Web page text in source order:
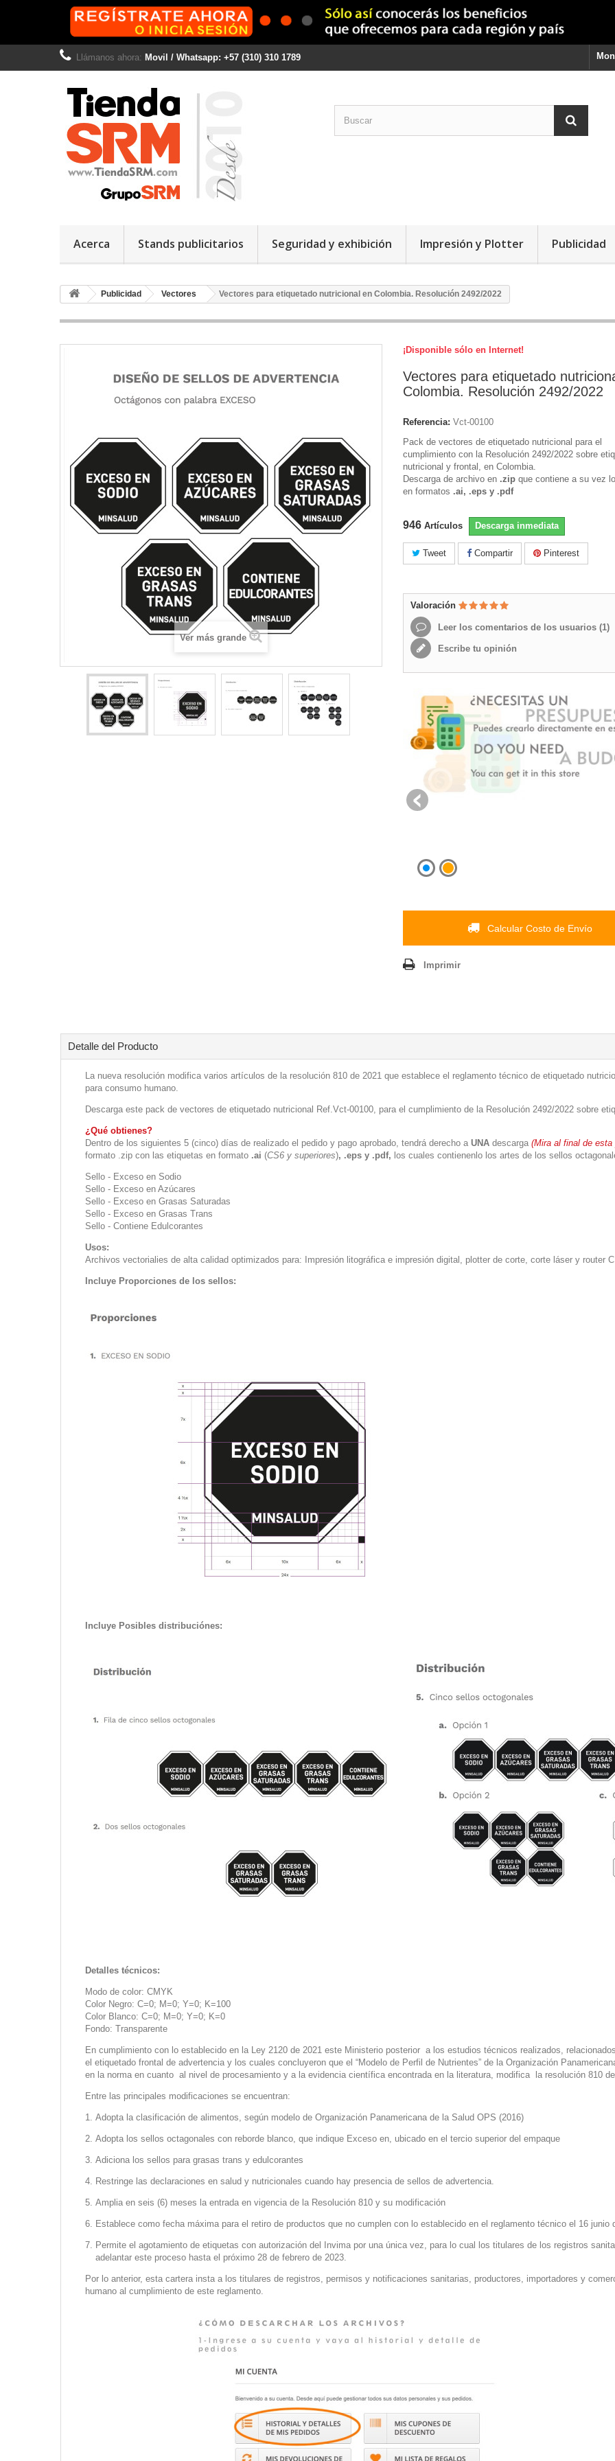
Llámanos ahora: Movil / Whatsapp: +57 (310) 310 1789
Acerca Stands publicitarios Seguridad y exhibición Impresión y Plotter Publicidad
Publicidad Vectores Vectores para etiquetado nutricional en Colombia. Resolución 2492/2022
Ver más grande
¡Disponible sólo en Internet!
Vectores para etiquetado
Colombia. Resolución 2492/2022
Referencia: Vct-00100
Pack de vectores de etiquetado nutricional para el
cumplimiento con la Resolución 2492/2022 sobre
nutricional y frontal, en Colombia.
Descarga de archivo en .zip que contiene a su vez
en formatos .ai, .eps y .pdf
946 Artículos Descarga inmediata
Tweet Compartir Pinterest
Valoración
Leer los comentarios de los usuarios (1)
Escribe tu opinión
Calcular Costo de Envío
Imprimir
Detalle del Producto
La nueva resolución modifica varios artículos de la resolución 810 de 2021 que establece el reglamento técnico de etiquetado
para consumo humano.
Descarga este pack de vectores de etiquetado nutricional Ref.Vct-00100, para el cumplimiento de la Resolución 2492/2022 sobre
¿Qué obtienes?
Dentro de los siguientes 5 (cinco) días de realizado el pedido y pago aprobado, tendrá derecho a UNA descarga (Mira al final de
formato .zip con las etiquetas en formato .ai (CS6 y superiores), .eps y .pdf, los cuales contienenlo los artes de los sellos
Sello - Exceso en Sodio
Sello - Exceso en Azúcares
Sello - Exceso en Grasas Saturadas
Sello - Exceso en Grasas Trans
Sello - Contiene Edulcorantes
Usos:
Archivos vectorialies de alta calidad optimizados para: Impresión litográfica e impresión digital, plotter de corte, corte láser y router
Incluye Proporciones de los sellos:
Incluye Posibles distribuciónes:
Detalles técnicos:
Modo de color: CMYK
Color Negro: C=0; M=0; Y=0; K=100
Color Blanco: C=0; M=0; Y=0; K=0
Fondo: Transparente
En cumplimiento con lo establecido en la Ley 2120 de 2021 este Ministerio posterior a los estudios técnicos realizados,
el etiquetado frontal de advertencia y los cuales concluyeron que el “Modelo de Perfil de Nutrientes” de la Organización
en la norma en cuanto al nivel de procesamiento y a la evidencia científica encontrada en la literatura, modifica la resolución 810
Entre las principales modificaciones se encuentran:
Adopta la clasificación de alimentos, según modelo de Organización Panamericana de la Salud OPS (2016)
Adopta los sellos octagonales con reborde blanco, que indique Exceso en, ubicado en el tercio superior del empaque
Adiciona los sellos para grasas trans y edulcorantes
Restringe las declaraciones en salud y nutricionales cuando hay presencia de sellos de advertencia.
Amplia en seis (6) meses la entrada en vigencia de la Resolución 810 y su modificación
Establece como fecha máxima para el retiro de productos que no cumplen con lo establecido en el reglamento técnico el 16 junio
Permite el agotamiento de etiquetas con autorización del Invima por una única vez, para lo cual los titulares de los registros
adelantar este proceso hasta el próximo 28 de febrero de 2023.
Por lo anterior, esta cartera insta a los titulares de registros, permisos y notificaciones sanitarias, productores, importadores y
humano al cumplimiento de este reglamento.